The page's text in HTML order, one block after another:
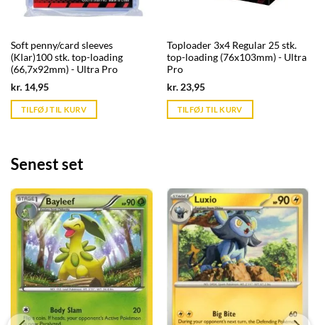
Soft penny/card sleeves
(Klar)100 stk. top-loading
(66,7x92mm) - Ultra Pro
kr. 14,95Current
is:
kr. 39,95.
TILFØJ TIL KURV
Toploader 3x4 Regular 25 stk.
top-loading (76x103mm) - Ultra
Pro
kr.23,95Current
is:
kr. 39,95.
TILFØJ TIL KURV
Senest set